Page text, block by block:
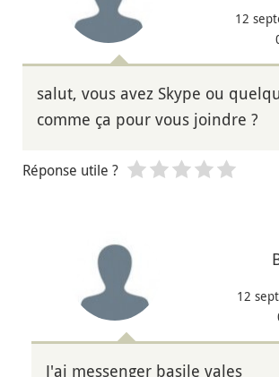
12
salut, vous avez Skype ou
comme ça pour vous joindre ?
Réponse utile ?
12
J'ai messenger basile vales